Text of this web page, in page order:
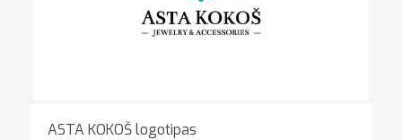
ASTA KOKOŠ logotipas